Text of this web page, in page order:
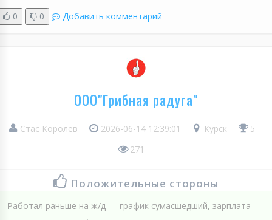
0 0 Добавить комментарий
ООО"Грибная радуга"
Стас Королев 2026-06-14 12:39:01 Курск
5
271
Положительные стороны
Работал раньше на ж/д — график сумасшедший, зарплата